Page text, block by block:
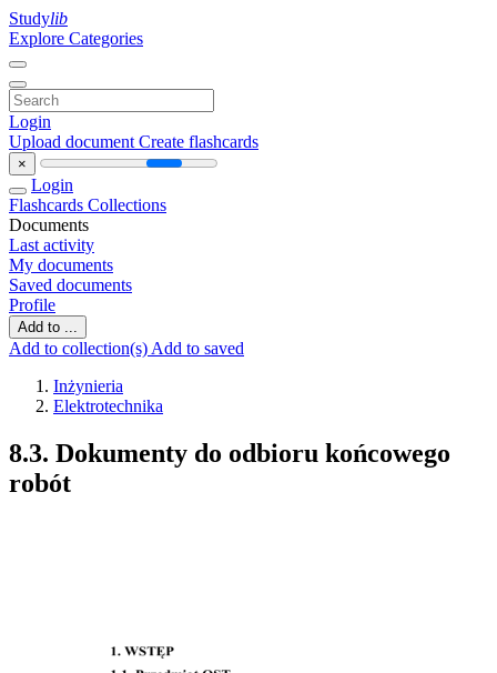
Studylib
Explore Categories
Login
Upload document Create flashcards
×
Login
Flashcards Collections
Documents
Last activity
My documents
Saved documents
Profile
Add to ...
Add to collection(s) Add to saved
Inżynieria
Elektrotechnika
8.3. Dokumenty do odbioru końcowego
robót